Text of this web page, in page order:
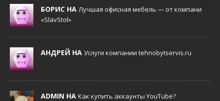
БОРИС НА Лучшая офисная мебель — от компани
«SlavStol»
АНДРЕЙ НА Услуги компании tehnobytservis.ru
ADMIN НА Как купить аккаунты YouTube?